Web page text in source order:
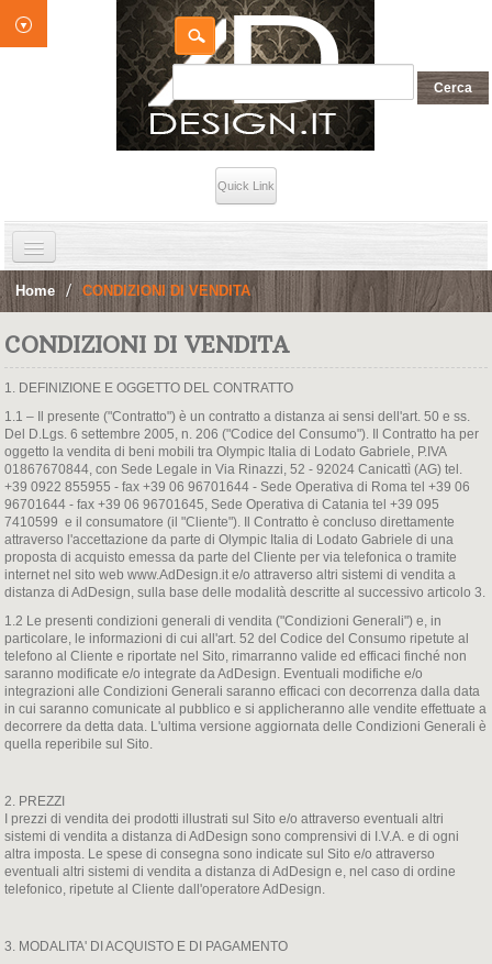
Quick Link
HOME
INDOOR
OUTDOOR
Contatti
Home > CONDIZIONI DI VENDITA
CONDIZIONI DI VENDITA
1. DEFINIZIONE E OGGETTO DEL CONTRATTO
1.1 – Il presente ("Contratto") è un contratto a distanza ai sensi dell'art. 50 e ss.
Del D.Lgs. 6 settembre 2005, n. 206 ("Codice del Consumo"). Il Contratto ha per
oggetto la vendita di beni mobili tra Olympic Italia di Lodato Gabriele, P.IVA
01867670844, con Sede Legale in Via Rinazzi, 52 - 92024 Canicattì (AG) tel.
+39 0922 855955 - fax +39 06 96701644 - Sede Operativa di Roma tel +39 06
96701644 - fax +39 06 96701645, Sede Operativa di Catania tel +39 095
7410599 e il consumatore (il "Cliente"). Il Contratto è concluso direttamente
attraverso l'accettazione da parte di Olympic Italia di Lodato Gabriele di una
proposta di acquisto emessa da parte del Cliente per via telefonica o tramite
internet nel sito web www.AdDesign.it e/o attraverso altri sistemi di vendita a
distanza di AdDesign, sulla base delle modalità descritte al successivo articolo 3.
1.2 Le presenti condizioni generali di vendita ("Condizioni Generali") e, in
particolare, le informazioni di cui all'art. 52 del Codice del Consumo ripetute al
telefono al Cliente e riportate nel Sito, rimarranno valide ed efficaci finché non
saranno modificate e/o integrate da AdDesign. Eventuali modifiche e/o
integrazioni alle Condizioni Generali saranno efficaci con decorrenza dalla data
in cui saranno comunicate al pubblico e si applicheranno alle vendite effettuate a
decorrere da detta data. L'ultima versione aggiornata delle Condizioni Generali è
quella reperibile sul Sito.
2. PREZZI
I prezzi di vendita dei prodotti illustrati sul Sito e/o attraverso eventuali altri
sistemi di vendita a distanza di AdDesign sono comprensivi di I.V.A. e di ogni
altra imposta. Le spese di consegna sono indicate sul Sito e/o attraverso
eventuali altri sistemi di vendita a distanza di AdDesign e, nel caso di ordine
telefonico, ripetute al Cliente dall'operatore AdDesign.
3. MODALITA' DI ACQUISTO E DI PAGAMENTO